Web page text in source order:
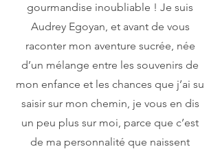
gourmandise inoubliable ! Je suis
Audrey Egoyan, et avant de vous
raconter mon aventure sucrée, née
d’un mélange entre les souvenirs de
mon enfance et les chances que j’ai su
saisir sur mon chemin, je vous en dis
un peu plus sur moi, parce que c’est
de ma personnalité que naissent